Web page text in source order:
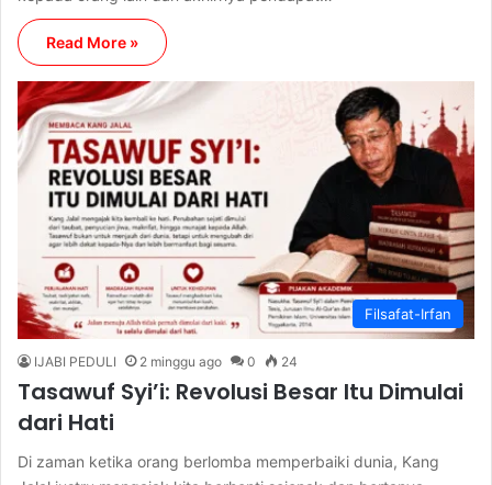
Read More »
Filsafat-Irfan
IJABI PEDULI 2 minggu ago 0 24
Tasawuf Syi’i: Revolusi Besar Itu Dimulai
dari Hati
Di zaman ketika orang berlomba memperbaiki dunia, Kang